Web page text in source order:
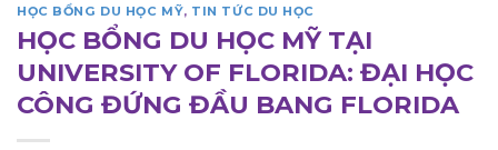
HỌC BỔNG DU HỌC MỸ, TIN TỨC DU HỌC
HỌC BỔNG DU HỌC MỸ TẠI
UNIVERSITY OF FLORIDA: ĐẠI HỌC
CÔNG ĐỨNG ĐẦU BANG FLORIDA